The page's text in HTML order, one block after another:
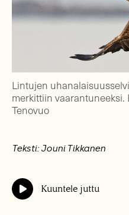
Lintujen
merkittiin vaarantuneeksi.
Tenovuo
Teksti: Jouni Tikkanen
Kuuntele juttu